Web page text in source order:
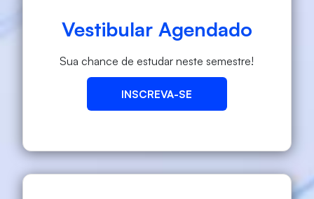
Vestibular Agendado
Sua chance de estudar neste semestre!
INSCREVA-SE